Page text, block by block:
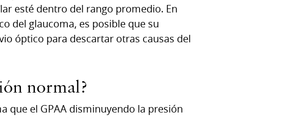
esté dentro del rango promedio. En
del glaucoma, es posible que su
óptico para descartar otras causas del
normal?
que el GPAA disminuyendo la presión